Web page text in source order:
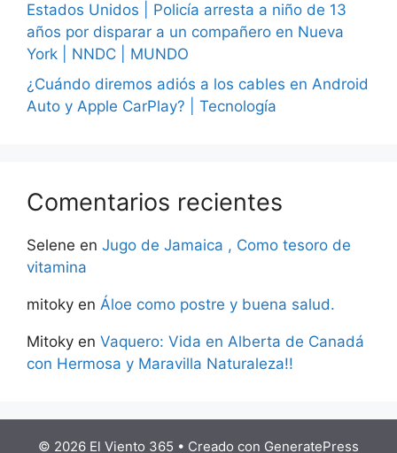
Estados Unidos | Policía arresta a niño de 13
años por disparar a un compañero en Nueva
York | NNDC | MUNDO
¿Cuándo diremos adiós a los cables en Android
Auto y Apple CarPlay? | Tecnología
Comentarios recientes
Selene en Jugo de Jamaica , Como tesoro de
vitamina
mitoky en Áloe como postre y buena salud.
Mitoky en Vaquero: Vida en Alberta de Canadá
con Hermosa y Maravilla Naturaleza!!
© 2026 El Viento 365 • Creado con GeneratePress